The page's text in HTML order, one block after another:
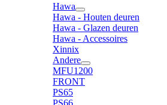
Hawa
Hawa - Houten deuren
Hawa - Glazen deuren
Hawa - Accessoires
Xinnix
Andere
MFU1200
FRONT
PS65
PS66